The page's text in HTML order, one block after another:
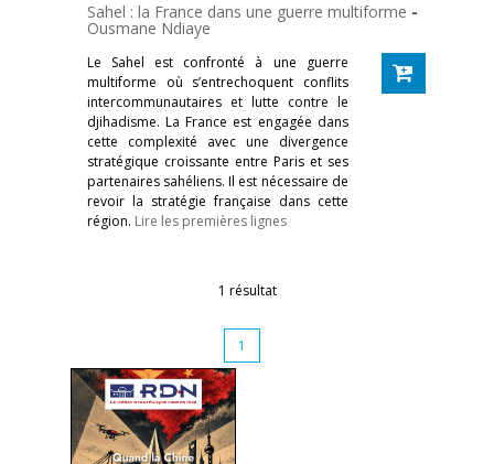
Sahel : la France dans une guerre multiforme -
Ousmane Ndiaye
Le Sahel est confronté à une guerre
multiforme où s’entrechoquent conflits
intercommunautaires et lutte contre le
djihadisme. La France est engagée dans
cette complexité avec une divergence
stratégique croissante entre Paris et ses
partenaires sahéliens. Il est nécessaire de
revoir la stratégie française dans cette
région. Lire les premières lignes
1 résultat
1